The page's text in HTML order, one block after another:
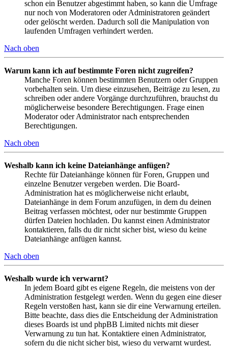
schon ein Benutzer abgestimmt haben, so kann die Umfrage
nur noch von Moderatoren oder Administratoren geändert
oder gelöscht werden. Dadurch soll die Manipulation von
laufenden Umfragen verhindert werden.
Nach oben
Warum kann ich auf bestimmte Foren nicht zugreifen?
Manche Foren können bestimmten Benutzern oder Gruppen
vorbehalten sein. Um diese einzusehen, Beiträge zu lesen, zu
schreiben oder andere Vorgänge durchzuführen, brauchst du
möglicherweise besondere Berechtigungen. Frage einen
Moderator oder Administrator nach entsprechenden
Berechtigungen.
Nach oben
Weshalb kann ich keine Dateianhänge anfügen?
Rechte für Dateianhänge können für Foren, Gruppen und
einzelne Benutzer vergeben werden. Die Board-
Administration hat es möglicherweise nicht erlaubt,
Dateianhänge in dem Forum anzufügen, in dem du deinen
Beitrag verfassen möchtest, oder nur bestimmte Gruppen
dürfen Dateien hochladen. Du kannst einen Administrator
kontaktieren, falls du dir nicht sicher bist, wieso du keine
Dateianhänge anfügen kannst.
Nach oben
Weshalb wurde ich verwarnt?
In jedem Board gibt es eigene Regeln, die meistens von der
Administration festgelegt werden. Wenn du gegen eine dieser
Regeln verstoßen hast, kann sie dir eine Verwarnung erteilen.
Bitte beachte, dass dies die Entscheidung der Administration
dieses Boards ist und phpBB Limited nichts mit dieser
Verwarnung zu tun hat. Kontaktiere einen Administrator,
sofern du die nicht sicher bist, wieso du verwarnt wurdest.